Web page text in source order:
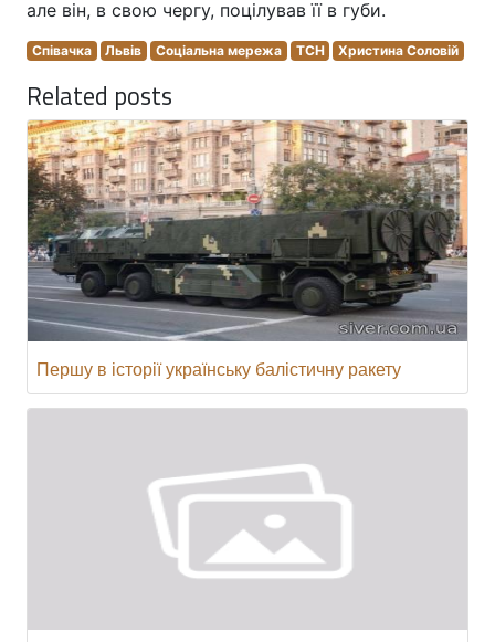
але він, в свою чергу, поцілував її в губи.
Співачка Львів Соціальна мережа ТСН Христина Соловій
Related posts
Першу в історії українську балістичну ракету